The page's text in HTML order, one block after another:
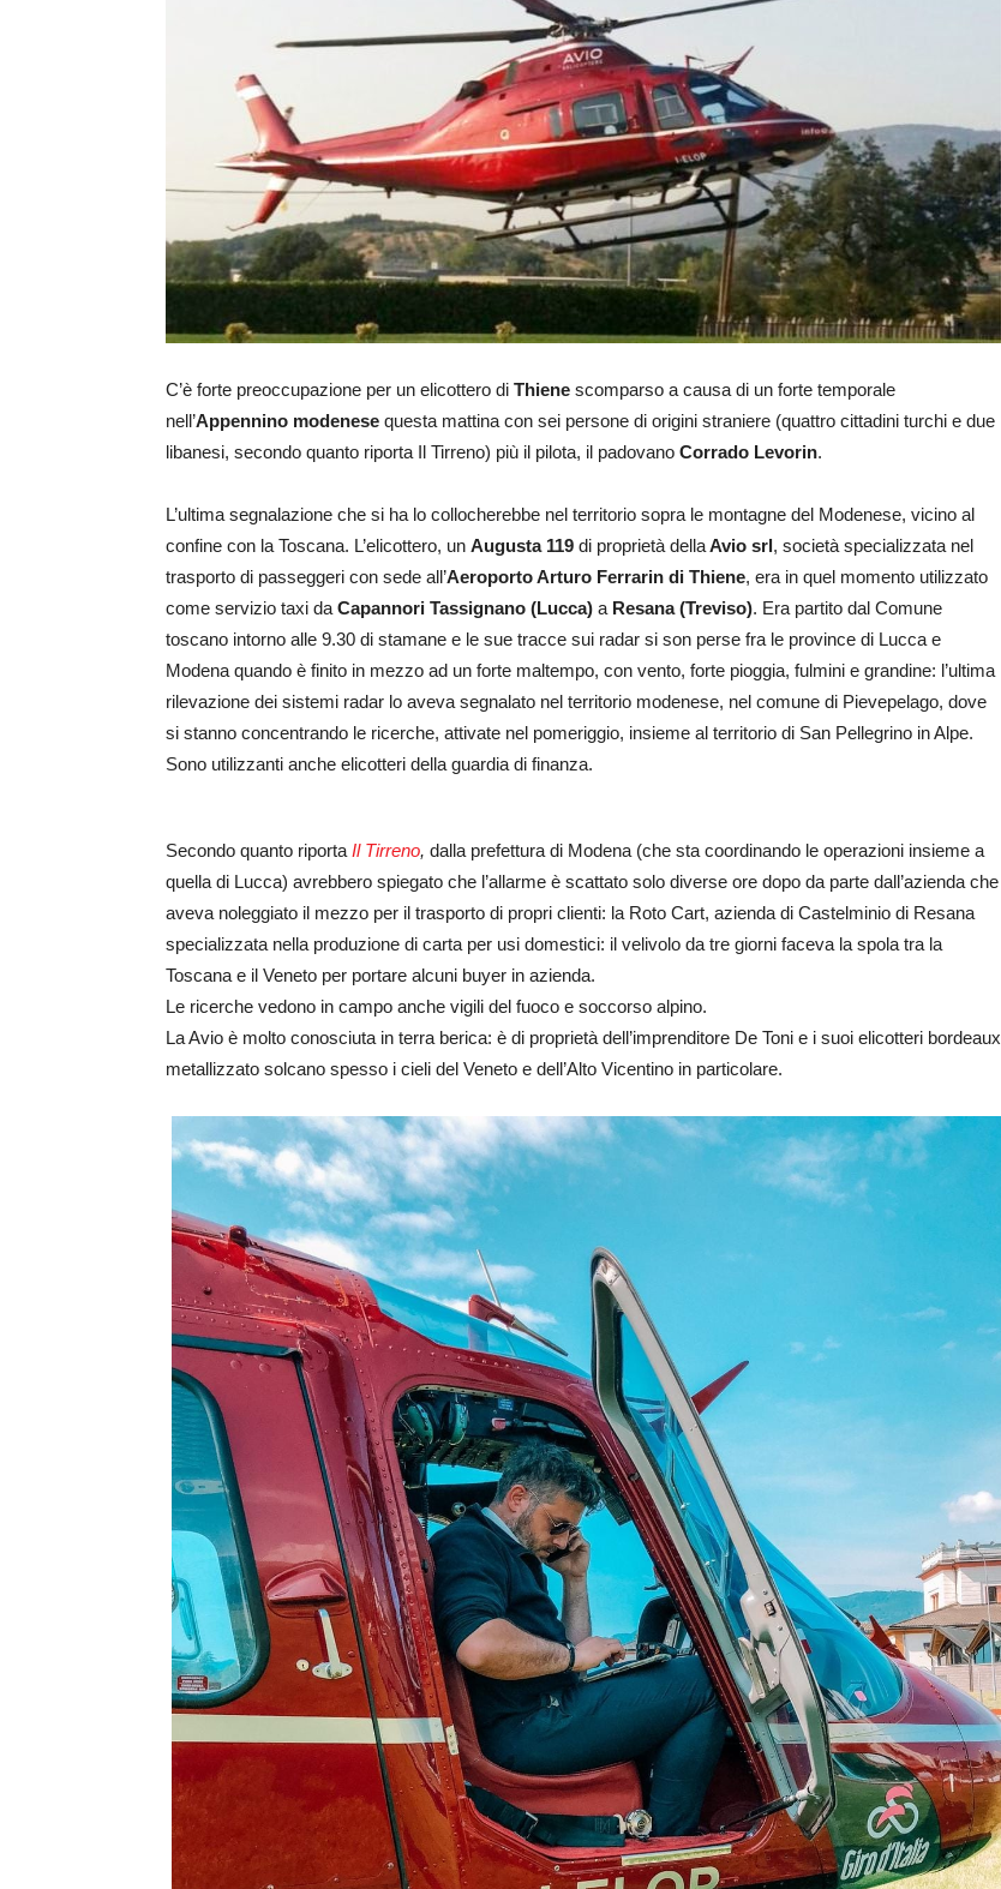
C’è forte preoccupazione per un elicottero di Thiene scomparso a causa di un forte temporale
nell’Appennino modenese questa mattina con sei persone di origini straniere (quattro cittadini turchi e due
libanesi, secondo quanto riporta Il Tirreno) più il pilota, il padovano Corrado Levorin.
L’ultima segnalazione che si ha lo collocherebbe nel territorio sopra le montagne del Modenese, vicino al
confine con la Toscana. L’elicottero, un Augusta 119 di proprietà dellaAvio srl, società specializzata nel
trasporto di passeggeri con sede all’Aeroporto Arturo Ferrarin di Thiene, era in quel momento utilizzato
come servizio taxi da Capannori Tassignano (Lucca) a Resana (Treviso). Era partito dal Comune
toscano intorno alle 9.30 di stamane e le sue tracce sui radar si son perse fra le province di Lucca e
Modena quando è finito in mezzo ad un forte maltempo, con vento, forte pioggia, fulmini e grandine: l’ultima
rilevazione dei sistemi radar lo aveva segnalato nel territorio modenese, nel comune di Pievepelago, dove
si stanno concentrando le ricerche, attivate nel pomeriggio, insieme al territorio di San Pellegrino in Alpe.
Sono utilizzanti anche elicotteri della guardia di finanza.
Secondo quanto riporta Il Tirreno, dalla prefettura di Modena (che sta coordinando le operazioni insieme a
quella di Lucca) avrebbero spiegato che l’allarme è scattato solo diverse ore dopo da parte dall’azienda che
aveva noleggiato il mezzo per il trasporto di propri clienti: la Roto Cart, azienda di Castelminio di Resana
specializzata nella produzione di carta per usi domestici: il velivolo da tre giorni faceva la spola tra la
Toscana e il Veneto per portare alcuni buyer in azienda.
Le ricerche vedono in campo anche vigili del fuoco e soccorso alpino.
La Avio è molto conosciuta in terra berica: è di proprietà dell’imprenditore De Toni e i suoi elicotteri bordeaux
metallizzato solcano spesso i cieli del Veneto e dell’Alto Vicentino in particolare.